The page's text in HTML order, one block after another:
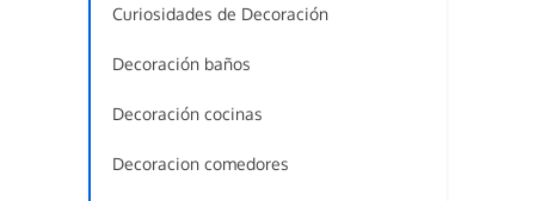
Curiosidades de Decoración
Decoración baños
Decoración cocinas
Decoracion comedores